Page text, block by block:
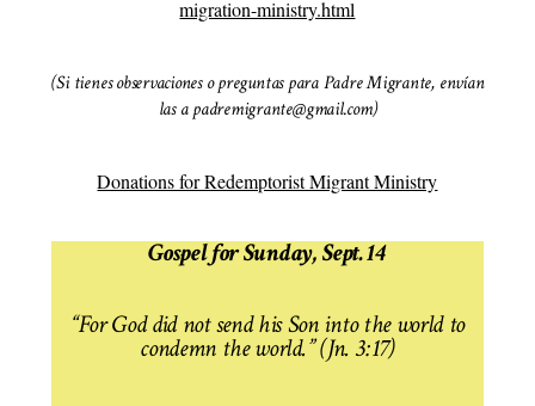
migration-ministry.html
(Si tienes observaciones o preguntas para Padre Migrante, envían
las a padremigrante@gmail.com)
Donations for Redemptorist Migrant Ministry
Gospel for Sunday, Sept. 14
“For God did not send his Son into the world to
condemn the world.” (Jn. 3:17)